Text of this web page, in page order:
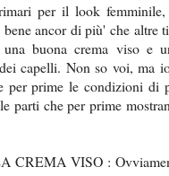
per il look
bene ancor di più' che altre
buona crema viso e
capelli. Non so voi, ma
per prime le condizioni di
parti che per prime
VISO :